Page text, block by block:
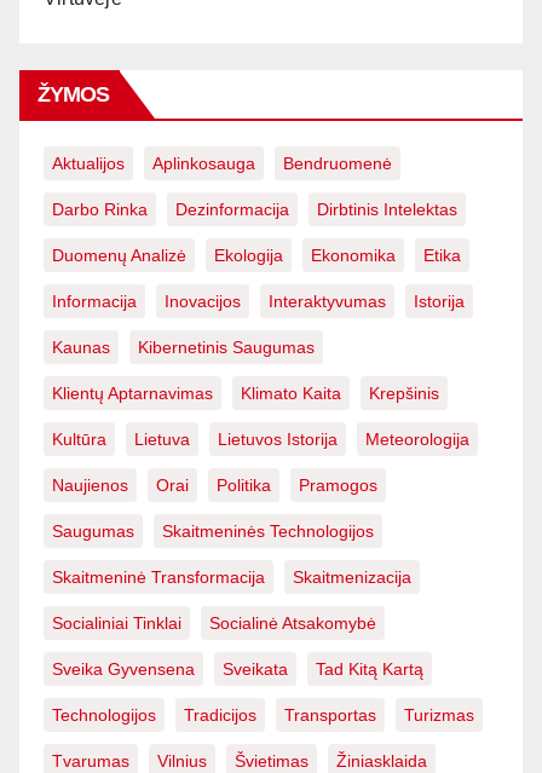
ŽYMOS
Aktualijos Aplinkosauga Bendruomenė
Darbo Rinka Dezinformacija Dirbtinis Intelektas
Duomenų Analizė Ekologija Ekonomika Etika
Informacija Inovacijos Interaktyvumas Istorija
Kaunas Kibernetinis Saugumas
Klientų Aptarnavimas Klimato Kaita Krepšinis
Kultūra Lietuva Lietuvos Istorija Meteorologija
Naujienos Orai Politika Pramogos
Saugumas Skaitmeninės Technologijos
Skaitmeninė Transformacija Skaitmenizacija
Socialiniai Tinklai Socialinė Atsakomybė
Sveika Gyvensena Sveikata Tad Kitą Kartą
Technologijos Tradicijos Transportas Turizmas
Tvarumas Vilnius Švietimas Žiniasklaida